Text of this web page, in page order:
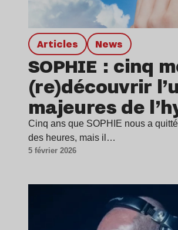
Articles news
SOPHIE : cinq
(re)découvrir
majeures de
Cinq ans que SOPHIE nous a
des heures, mais il…
5 février 2026